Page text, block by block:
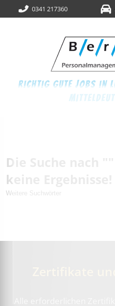
0341 217360
richtig gute jobs in
Die Suche nach
keine Ergebnisse!
Weitere Suchwörter